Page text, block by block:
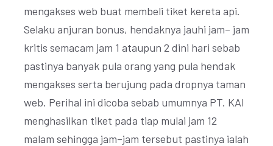
mengakses web buat membeli tiket kereta api.
Selaku anjuran bonus, hendaknya jauhi jam– jam
kritis semacam jam 1 ataupun 2 dini hari sebab
pastinya banyak pula orang yang pula hendak
mengakses serta berujung pada dropnya taman
web. Perihal ini dicoba sebab umumnya PT. KAI
menghasilkan tiket pada tiap mulai jam 12
malam sehingga jam–jam tersebut pastinya ialah